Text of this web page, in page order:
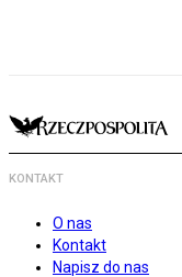
KONTAKT
O nas
Kontakt
Napisz do nas